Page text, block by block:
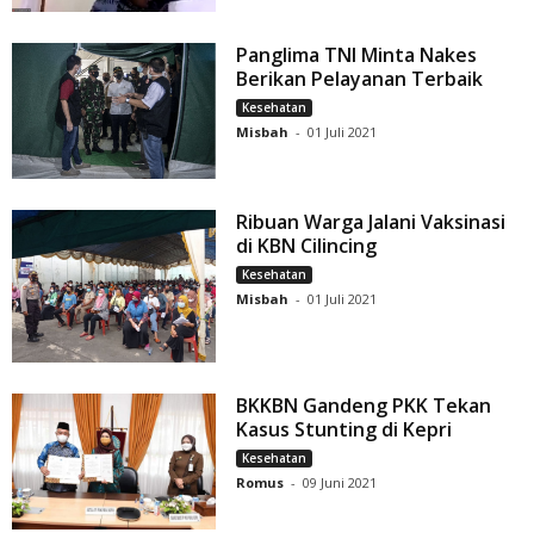
Panglima TNI Minta Nakes
Berikan Pelayanan Terbaik
Kesehatan
Misbah - 01 Juli 2021
Ribuan Warga Jalani Vaksinasi
di KBN Cilincing
Kesehatan
Misbah - 01 Juli 2021
BKKBN Gandeng PKK Tekan
Kasus Stunting di Kepri
Kesehatan
Romus - 09 Juni 2021